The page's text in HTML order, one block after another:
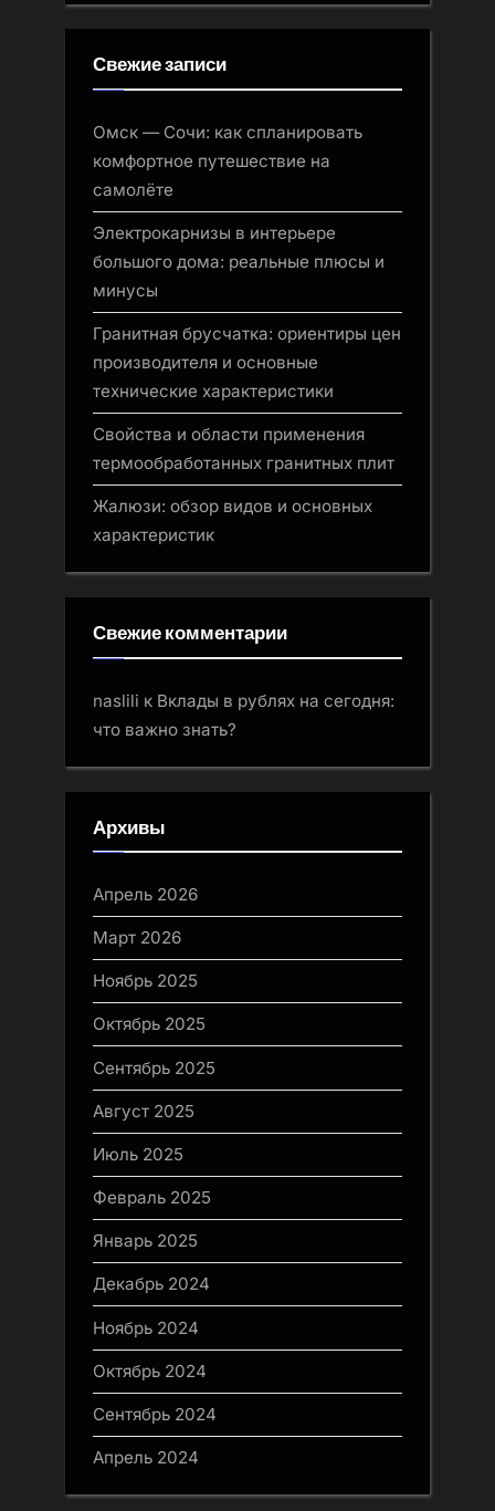
Свежие записи
Омск — Сочи: как спланировать
комфортное путешествие на
самолёте
Электрокарнизы в интерьере
большого дома: реальные плюсы и
минусы
Гранитная брусчатка: ориентиры цен
производителя и основные
технические характеристики
Свойства и области применения
термообработанных гранитных плит
Жалюзи: обзор видов и основных
характеристик
Свежие комментарии
naslili к Вклады в рублях на сегодня:
что важно знать?
Архивы
Апрель 2026
Март 2026
Ноябрь 2025
Октябрь 2025
Сентябрь 2025
Август 2025
Июль 2025
Февраль 2025
Январь 2025
Декабрь 2024
Ноябрь 2024
Октябрь 2024
Сентябрь 2024
Апрель 2024